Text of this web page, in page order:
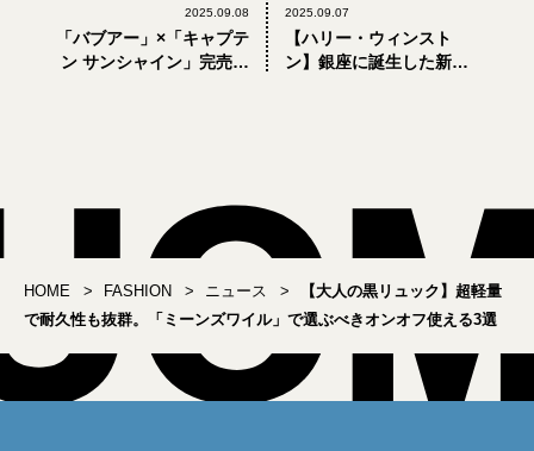
2025.09.08
「バブアー」×「キャプテ
ン サンシャイン」完売必
2025.09.07
【ハリー・ウィンスト
ン】銀座に誕生した新た
HOME FASHION ニュース
【大人の黒リュック】超軽量
で耐久性も抜群。「ミーンズワイル」で選ぶべきオンオフ使える3選